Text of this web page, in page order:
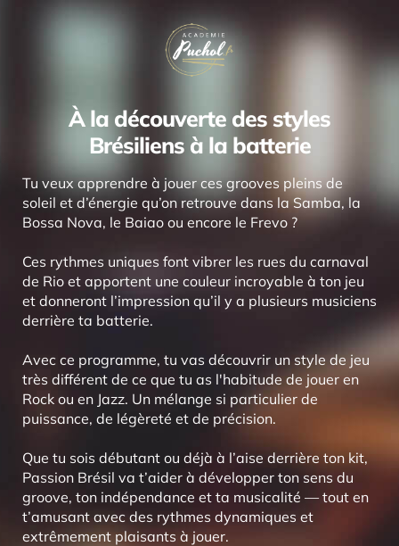
À la découverte des styles
Brésiliens à la batterie
Tu veux apprendre à jouer ces grooves pleins de
soleil et d’énergie qu’on retrouve dans la Samba, la
Bossa Nova, le Baiao ou encore le Frevo ?
Ces rythmes uniques font vibrer les rues du carnaval
de Rio et apportent une couleur incroyable à ton jeu
et donneront l’impression qu’il y a plusieurs musiciens
derrière ta batterie.
Avec ce programme, tu vas découvrir un style de jeu
très différent de ce que tu as l'habitude de jouer en
Rock ou en Jazz. Un mélange si particulier de
puissance, de légèreté et de précision.
Que tu sois débutant ou déjà à l’aise derrière ton kit,
Passion Brésil va t’aider à développer ton sens du
groove, ton indépendance et ta musicalité — tout en
t’amusant avec des rythmes dynamiques et
extrêmement plaisants à jouer.